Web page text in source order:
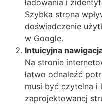
ładowania i
Szybka strona
doświadczenie
w Google.
Intuicyjna
Na stronie
łatwo odnaleźć
musi być czytelna i
zaprojektowanej